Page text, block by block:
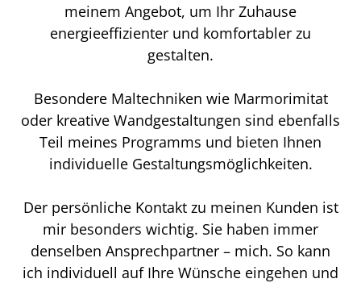
meinem Angebot, um Ihr Zuhause
energieeffizienter und komfortabler zu
gestalten.
Besondere Maltechniken wie Marmorimitat
oder kreative Wandgestaltungen sind ebenfalls
Teil meines Programms und bieten Ihnen
individuelle Gestaltungsmöglichkeiten.
Der persönliche Kontakt zu meinen Kunden ist
mir besonders wichtig. Sie haben immer
denselben Ansprechpartner – mich. So kann
ich individuell auf Ihre Wünsche eingehen und